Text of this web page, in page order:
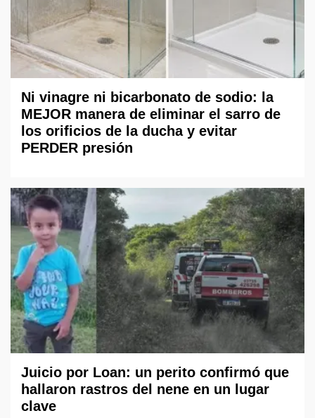
Ni vinagre ni bicarbonato de sodio: la
MEJOR manera de eliminar el sarro de
los orificios de la ducha y evitar
PERDER presión
Juicio por Loan: un perito confirmó que
hallaron rastros del nene en un lugar
clave